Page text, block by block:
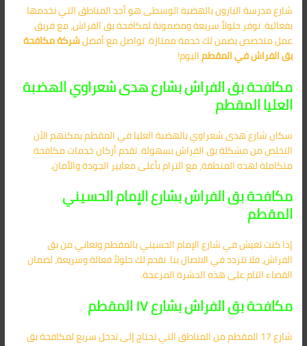
شارع مدرسة البارون بالهضبة الوسطى هو أحد المناطق التي نخدمها
بفعالية. نوفر حلولاً سريعة ومضمونة لمكافحة بق الفراش، مع فريق
عمل متخصص يضمن لك خدمة ممتازة. تواصل مع أفضلشركة مكافحة
بق الفراش في المقطماليوم!
مكافحة بق الفراش بشارع هدى شعراوي الهضبة
العليا المقطم
سكان شارع هدى شعراوي بالهضبة العليا في المقطم يمكنهم الآن
التخلص من مشكلة بق الفراش بسهولة. تقدم أركان خدمات مكافحة
متكاملة لهذه المنطقة، مع التزام بأعلى معايير الجودة والأمان.
مكافحة بق الفراش بشارع الإمام الحسيني
المقطم
إذا كنت تعيش في شارع الإمام الحسيني بالمقطم وتعاني من بق
الفراش، فلا تتردد في الاتصال بنا. نقدم لك حلولاً فعالة وسريعة، لضمان
القضاء التام على هذه الحشرة المزعجة.
مكافحة بق الفراش بشارع ١٧ المقطم
شارع 17 المقطم من المناطق التي تحتاج إلى تدخل سريع لمكافحة بق